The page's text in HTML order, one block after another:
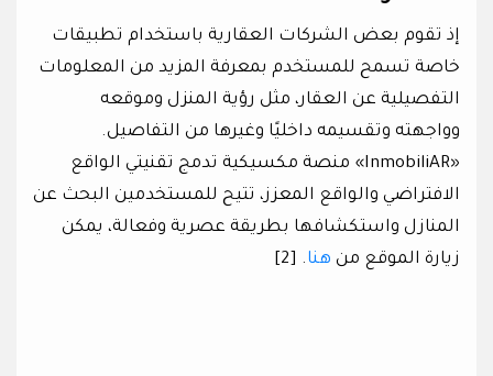
إذ تقوم بعض الشركات العقارية باستخدام تطبيقات
خاصة تسمح للمستخدم بمعرفة المزيد من المعلومات
التفصيلية عن العقار، مثل رؤية المنزل وموقعه
وواجهته وتقسيمه داخليًا وغيرها من التفاصيل.
«InmobiliAR» منصة مكسيكية تدمج تقنيتي الواقع
الافتراضي والواقع المعزز، تتيح للمستخدمين البحث عن
المنازل واستكشافها بطريقة عصرية وفعالة، يمكن
زيارة الموقع من هنا. [2]